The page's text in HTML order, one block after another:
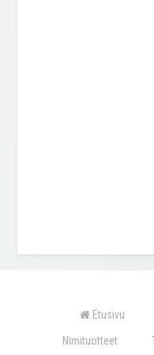
Etusivu
Nimituotteet